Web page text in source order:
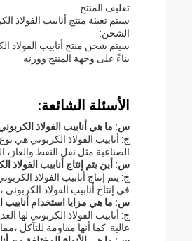
تغليف المنتج:
سيتم تعبئة منتج أنابيب الفولاذ
الشحن:
سيتم شحن منتج أنابيب الفولاذ
بناءً على وجهة المنتج ووزنه.
الأسئلة الشائعة:
س: ما هي أنابيب الفولاذ
ج: أنابيب الفولاذ الكربوني هي
الصناعية مثل نقل النفط والغاز،
س: أين يتم إنتاج أنابيب الفولاذ
ج: يتم إنتاج أنابيب الفولاذ
في إنتاج أنابيب الفولاذ
س: ما هي مزايا استخدام أنابيب
ج: أنابيب الفولاذ الكربوني لها
عالية. كما أنها مقاومة للتآكل